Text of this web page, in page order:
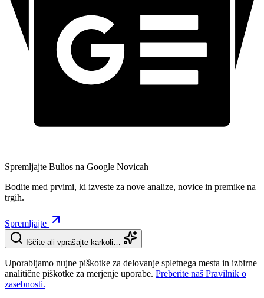
Spremljajte Bulios na Google Novicah
Bodite med prvimi, ki izveste za nove analize, novice in premike na
trgih.
Spremljajte
Iščite ali vprašajte karkoli…
Uporabljamo nujne piškotke za delovanje spletnega mesta in izbirne
analitične piškotke za merjenje uporabe. Preberite naš Pravilnik o
zasebnosti.